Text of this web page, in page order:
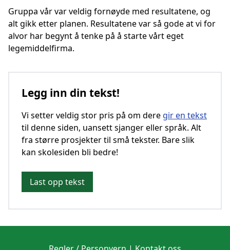
Gruppa vår var veldig fornøyde med resultatene, og
alt gikk etter planen. Resultatene var så gode at vi for
alvor har begynt å tenke på å starte vårt eget
legemiddelfirma.
Legg inn din tekst!
Vi setter veldig stor pris på om dere gir en tekst
til denne siden, uansett sjanger eller språk. Alt
fra større prosjekter til små tekster. Bare slik
kan skolesiden bli bedre!
Last opp tekst